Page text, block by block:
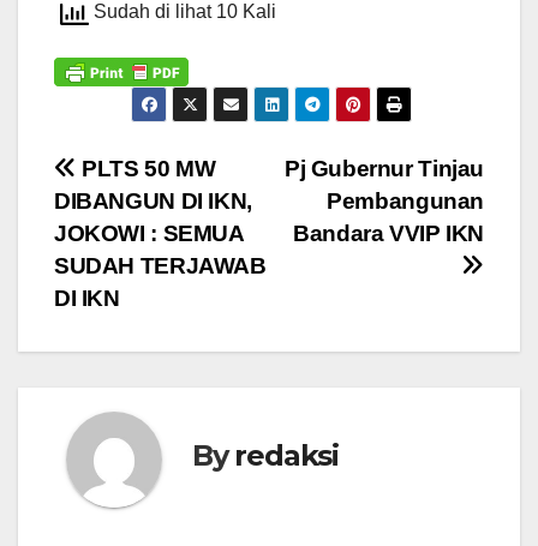
Sudah di lihat 10 Kali
Navigasi
pos
Pj Gubernur Tinjau
Pembangunan
Bandara VVIP IKN
PLTS 50 MW
DIBANGUN DI IKN,
JOKOWI : SEMUA
SUDAH TERJAWAB
DI IKN
Byredaksi